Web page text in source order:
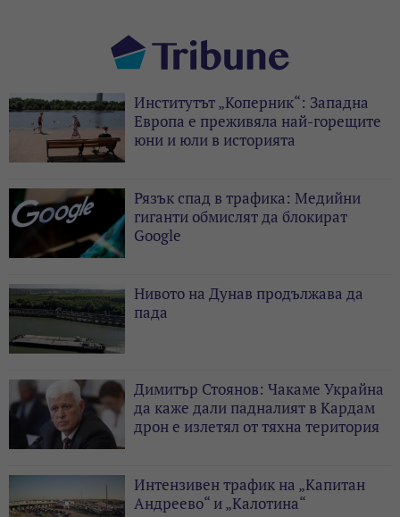
Институтът „Коперник“: Западна
Европа е преживяла най-горещите
юни и юли в историята
Рязък спад в трафика: Медийни
гиганти обмислят да блокират
Google
Нивото на Дунав продължава да
пада
Димитър Стоянов: Чакаме Украйна
да каже дали падналият в Кардам
дрон е излетял от тяхна територия
Интензивен трафик на „Капитан
Андреево“ и „Калотина“